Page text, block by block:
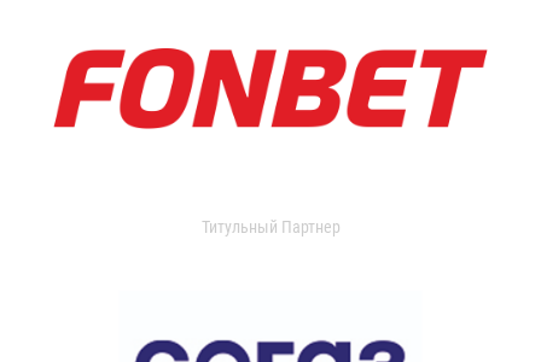
Титульный Партнер